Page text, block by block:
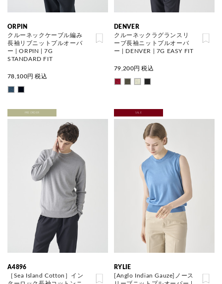
ORPIN
クルーネックケーブル編み
長袖リブニットプルオーバ
ー | ORPIN | 7G
STANDARD FIT
78,100円 税込
DENVER
クルーネックラグランスリ
ーブ長袖ニットプルオーバ
ー | DENVER | 7G EASY FIT
79,200円 税込
PRE ORDER
A4896
［Sea Island Cotton］イン
SALE
RYLIE
[Anglo Indian Gauze]ノース